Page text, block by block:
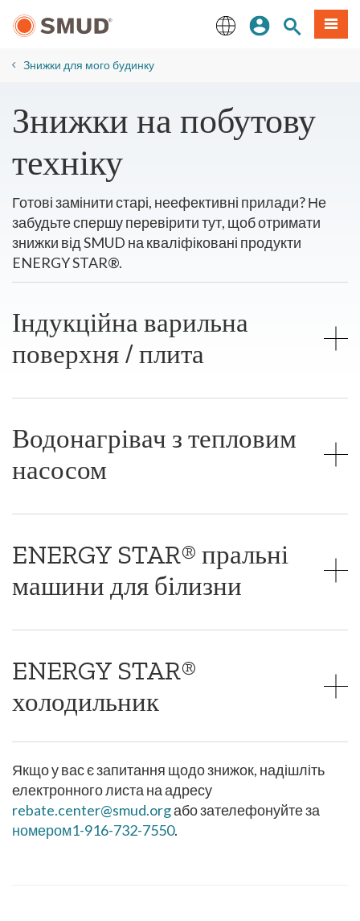
до
змісту
Увійдіть
Пошук по
Меню
Знижки для мого будинку
​Знижки на побутову
техніку
Готові замінити старі, неефективні прилади? Не
забудьте спершу перевірити тут, щоб отримати
знижки від SMUD на кваліфіковані продукти
ENERGY STAR®.
Індукційна варильна
поверхня / плита
Водонагрівач з тепловим
насосом
ENERGY STAR® пральні
машини для білизни
ENERGY STAR®
холодильник
Якщо у вас є запитання щодо знижок, надішліть
електронного листа на адресу
rebate.center@smud.orgабо зателефонуйте за
номером1-916-732-7550.